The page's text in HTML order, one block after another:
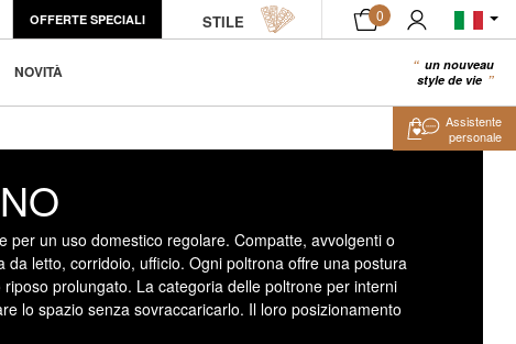
OFFERTE SPECIALI STILE 0
NOVITÀ
un nouveau
style de vie
un uso domestico regolare. Compatte, avvolgenti o
letto, corridoio, ufficio. Ogni poltrona offre una postura
prolungato. La categoria delle poltrone per interni
lo spazio senza sovraccaricarlo. Il loro posizionamento
Assistente
personale